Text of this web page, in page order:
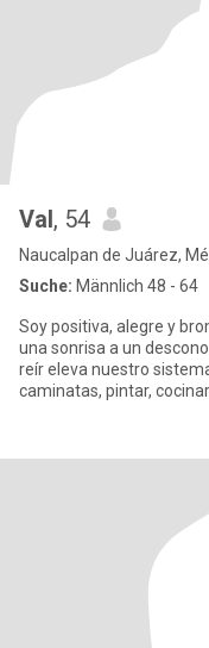
Val, 54
Naucalpan de Juárez,
Suche: Männlich 48 - 64
Soy positiva, alegre y
una sonrisa a un
reír eleva nuestro
caminatas, pintar,